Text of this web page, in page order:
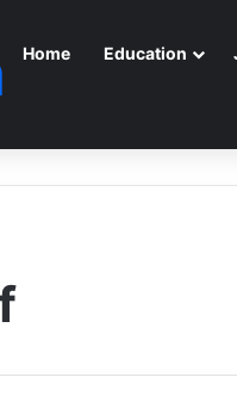
Home Education